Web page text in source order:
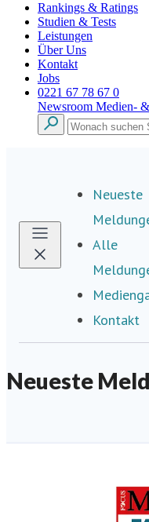
Rankings & Ratings
Studien & Tests
Leistungen
Über Uns
Kontakt
Jobs
0221 67 78 67 0
Newsroom Medien-